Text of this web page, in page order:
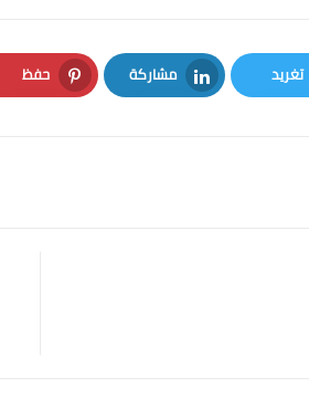
تغريد
Twitter
مشاركة
LinkedIn
حفظ
Pinterest